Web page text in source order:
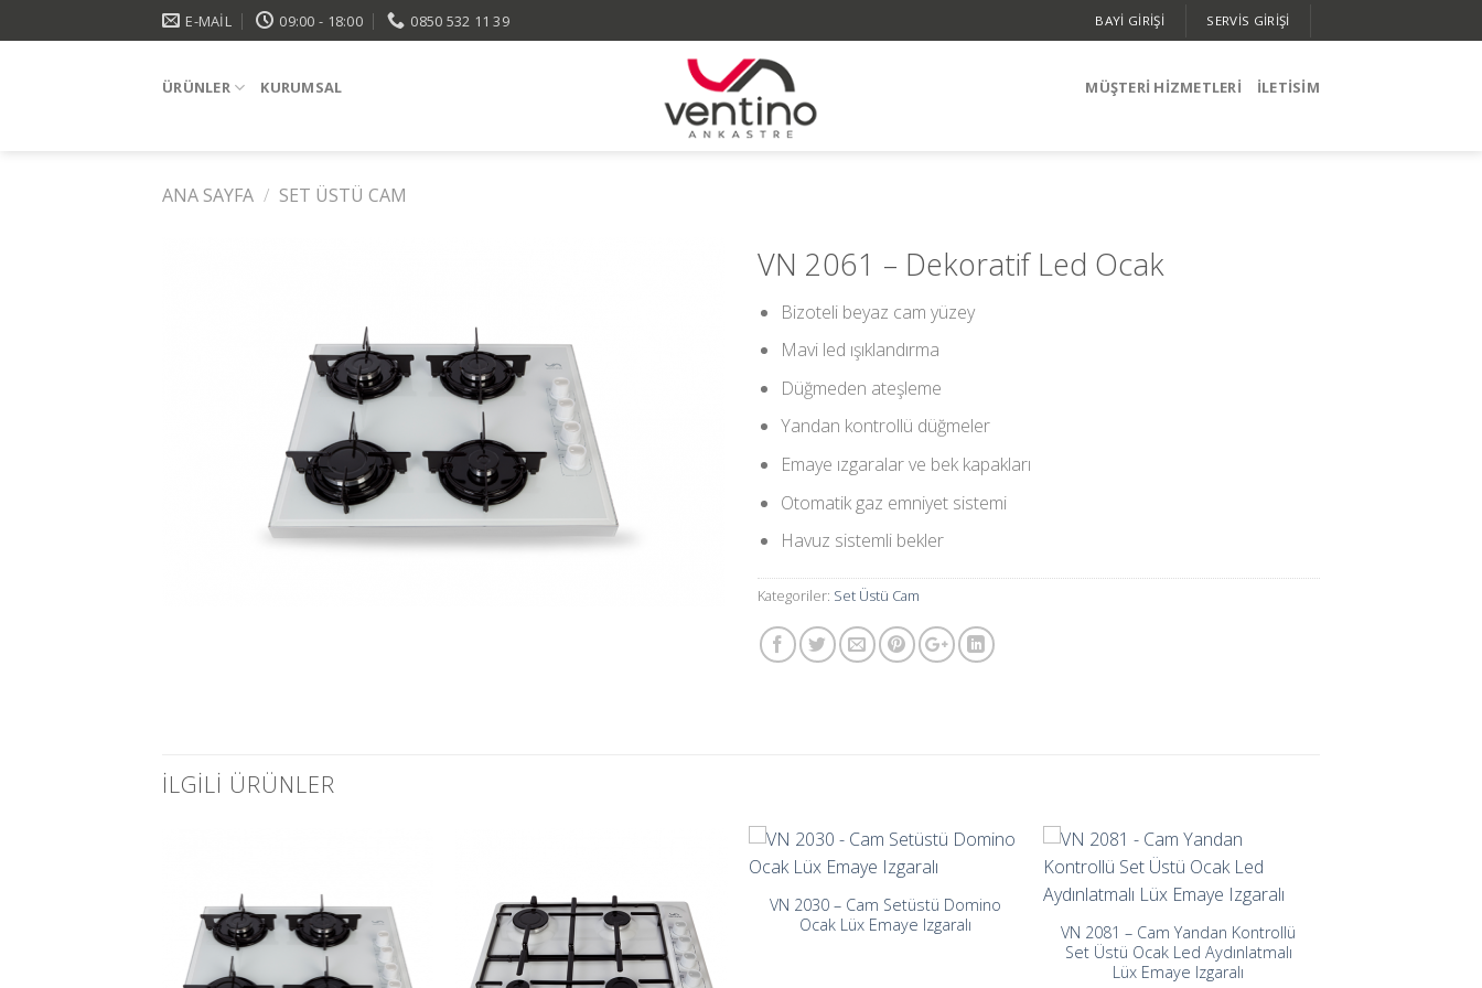
to
E-MAIL 09:00 - 18:00 0850 532 11 39 BAYİ GİRİŞİ SERVIS GIRIŞI
ÜRÜNLER KURUMSAL MÜŞTERİ HİZMETLERİ İLETISIM
ANA SAYFA / SET ÜSTÜ CAM
VN 2061 – Dekoratif Led Ocak
Bizoteli beyaz cam yüzey
Mavi led ışıklandırma
Düğmeden ateşleme
Yandan kontrollü düğmeler
Emaye ızgaralar ve bek kapakları
Otomatik gaz emniyet sistemi
Havuz sistemli bekler
Kategoriler: Set Üstü Cam
İLGILI ÜRÜNLER
VN 2030 – Cam Setüstü Domino
Ocak Lüx Emaye Izgaralı
VN 2081 – Cam Yandan Kontrollü
Set Üstü Ocak Led Aydınlatmalı
Lüx Emaye Izgaralı